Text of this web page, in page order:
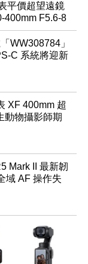
平價超望遠鏡
400mm F5.6-8
WW308784」
C 系統將迎新
XF 400mm 超
動物攝影師期
Mark II 最新韌
域 AF 操作失